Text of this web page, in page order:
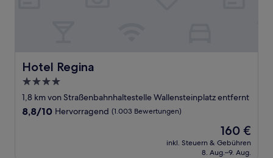
Hotel Regina
Hotel Regina
4.0-
Sterne-
Unterkunft
1,8 km von Straßenbahnhaltestelle Wallensteinplatz entfernt
8.8
8,8/10 Hervorragend (1.003 Bewertungen)
Der
Preis
beträgt
160 €
inkl. Steuern & Gebühren
8. Aug.–9. Aug.